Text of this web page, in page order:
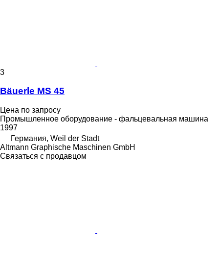
3
Bäuerle MS 45
Цена по запросу
Промышленное оборудование - фальцевальная машина
1997
Германия, Weil der Stadt
Altmann Graphische Maschinen GmbH
Связаться с продавцом